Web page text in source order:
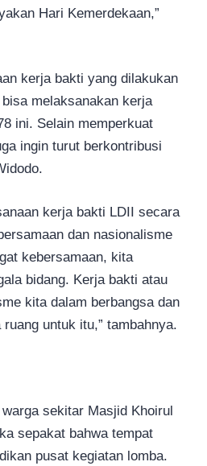
Hari Kemerdekaan,”
kerja bakti yang dilakukan
melaksanakan kerja
ini. Selain memperkuat
ingin turut berkontribusi
kerja bakti LDII secara
dan nasionalisme
kebersamaan, kita
bidang. Kerja bakti atau
kita dalam berbangsa dan
untuk itu,” tambahnya.
sekitar Masjid Khoirul
sepakat bahwa tempat
pusat kegiatan lomba.